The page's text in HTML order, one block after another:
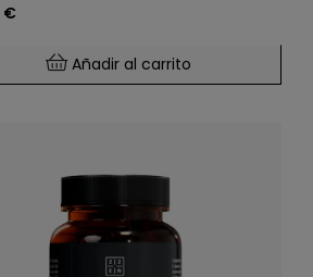
€
Añadir al carrito